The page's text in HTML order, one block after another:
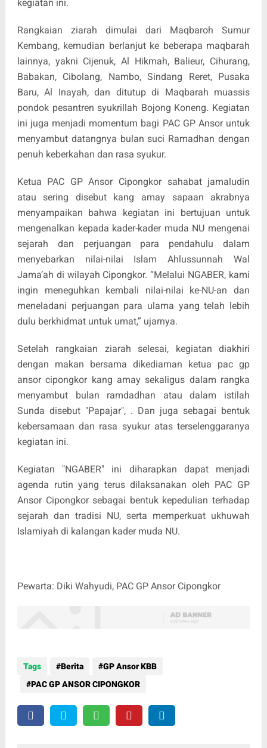
kegiatan ini.
Rangkaian ziarah dimulai dari Maqbaroh Sumur
Kembang, kemudian berlanjut ke beberapa maqbarah
lainnya, yakni Cijenuk, Al Hikmah, Balieur, Cihurang,
Babakan, Cibolang, Nambo, Sindang Reret, Pusaka
Baru, Al Inayah, dan ditutup di Maqbarah muassis
pondok pesantren syukrillah Bojong Koneng. Kegiatan
ini juga menjadi momentum bagi PAC GP Ansor untuk
menyambut datangnya bulan suci Ramadhan dengan
penuh keberkahan dan rasa syukur.
Ketua PAC GP Ansor Cipongkor sahabat jamaludin
atau sering disebut kang amay sapaan akrabnya
menyampaikan bahwa kegiatan ini bertujuan untuk
mengenalkan kepada kader-kader muda NU mengenai
sejarah dan perjuangan para pendahulu dalam
menyebarkan nilai-nilai Islam Ahlussunnah Wal
Jama’ah di wilayah Cipongkor. “Melalui NGABER, kami
ingin meneguhkan kembali nilai-nilai ke-NU-an dan
meneladani perjuangan para ulama yang telah lebih
dulu berkhidmat untuk umat,” ujarnya.
Setelah rangkaian ziarah selesai, kegiatan diakhiri
dengan makan bersama dikediaman ketua pac gp
ansor cipongkor kang amay sekaligus dalam rangka
menyambut bulan ramdadhan atau dalam istilah
Sunda disebut "Papajar", . Dan juga sebagai bentuk
kebersamaan dan rasa syukur atas terselenggaranya
kegiatan ini.
Kegiatan "NGABER" ini diharapkan dapat menjadi
agenda rutin yang terus dilaksanakan oleh PAC GP
Ansor Cipongkor sebagai bentuk kepedulian terhadap
sejarah dan tradisi NU, serta memperkuat ukhuwah
Islamiyah di kalangan kader muda NU.
Pewarta: Diki Wahyudi, PAC GP Ansor Cipongkor
Tags Berita
GP Ansor KBB
PAC GP ANSOR CIPONGKOR